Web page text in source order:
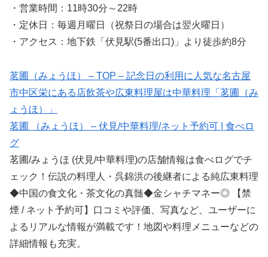
・営業時間：11時30分～22時
・定休日：毎週月曜日（祝祭日の場合は翌火曜日）
・アクセス：地下鉄「伏見駅(5番出口)」より徒歩約8分
茗圃（みょうほ） – TOP – 記念日の利用に人気な名古屋
市中区栄にある店飲茶や広東料理屋は中華料理「茗圃（み
ょうほ）」
茗圃 （みょうほ） – 伏見/中華料理/ネット予約可 | 食べロ
グ
茗圃/みょうほ (伏見/中華料理)の店舗情報は食べログでチ
ェック！伝説の料理人・呉錦洪の後継者による純広東料理
◆中国の食文化・茶文化の真髄◆金シャチマネー◎ 【禁
煙 / ネット予約可】口コミや評価、写真など、ユーザーに
よるリアルな情報が満載です！地図や料理メニューなどの
詳細情報も充実。